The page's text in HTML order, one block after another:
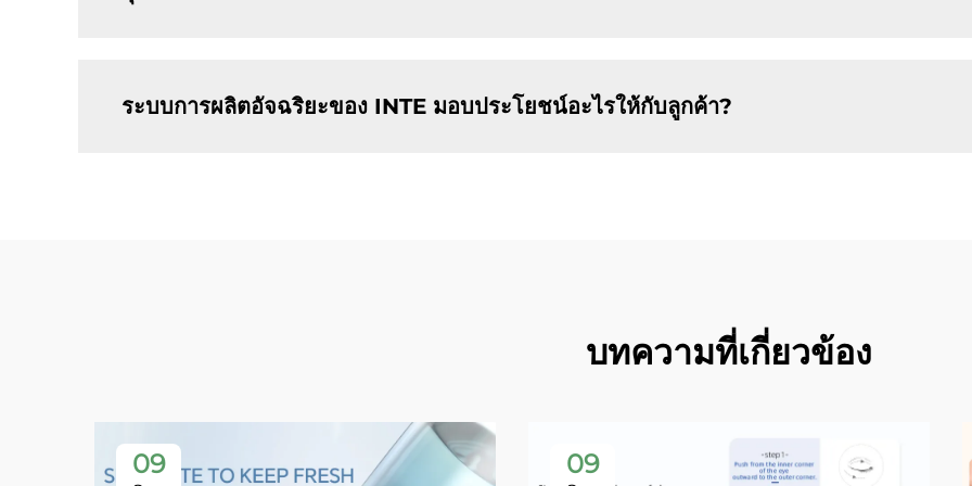
ระบบการผลิตอัจฉริยะของ INTE มอบประโยชน์อะไรให้กับลูกค้า?
บทความที่เกี่ยวข้อง
09 09